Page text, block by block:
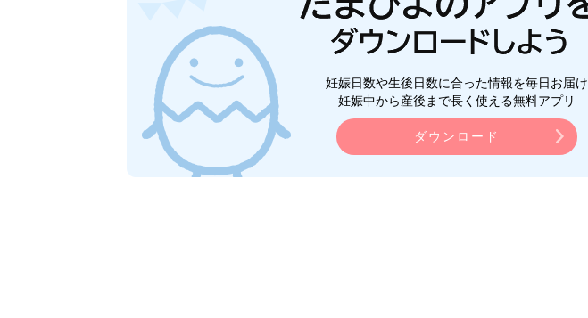
妊娠日数や生後日数に合った情報を毎日お届け
妊娠中から産後まで長く使える無料アプリ
ダウンロード